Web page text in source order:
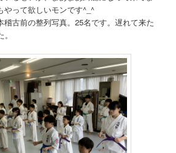
やって欲しいモンです^_^
稽古前の整列写真。25名です。遅れて来た